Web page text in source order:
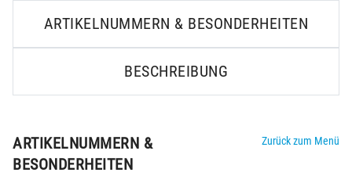
ARTIKELNUMMERN & BESONDERHEITEN
BESCHREIBUNG
ARTIKELNUMMERN &
BESONDERHEITEN
Zurück zum Menü